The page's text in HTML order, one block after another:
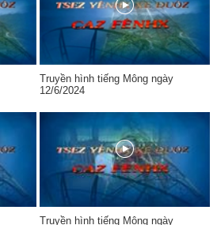
Truyền hình tiếng Mông ngày
12/6/2024
Truyền hình tiếng Mông ngày